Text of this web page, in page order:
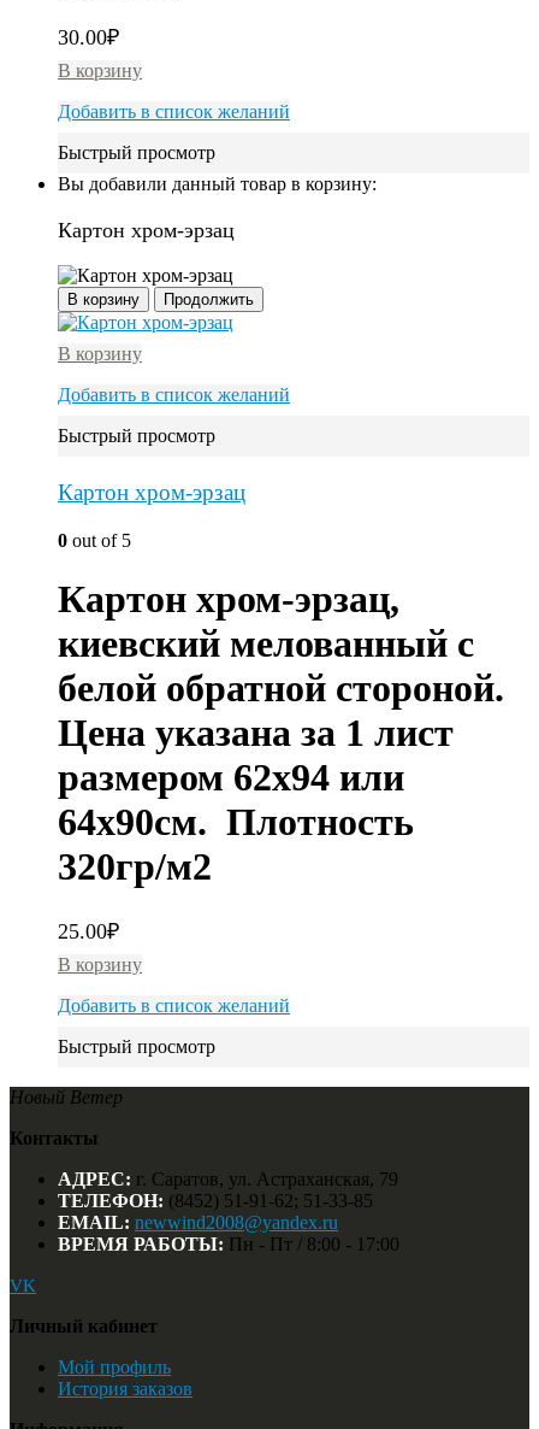
30.00₽
В корзину
Добавить в список желаний
Быстрый просмотр
Вы добавили данный товар в корзину:
Картон хром-эрзац
В корзину Продолжить
В корзину
Добавить в список желаний
Быстрый просмотр
Картон хром-эрзац
0 out of 5
Картон хром-эрзац,
киевский мелованный с
белой обратной стороной.
Цена указана за 1 лист
размером 62х94 или
64х90см. Плотность
320гр/м2
25.00₽
В корзину
Добавить в список желаний
Быстрый просмотр
Новый Ветер
Контакты
АДРЕС: г. Саратов, ул. Астраханская, 79
ТЕЛЕФОН: (8452) 51-91-62; 51-33-85
EMAIL: newwind2008@yandex.ru
ВРЕМЯ РАБОТЫ: Пн - Пт / 8:00 - 17:00
VK
Личный кабинет
Мой профиль
История заказов